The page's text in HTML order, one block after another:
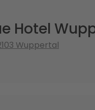
Hotel
Wuppertal